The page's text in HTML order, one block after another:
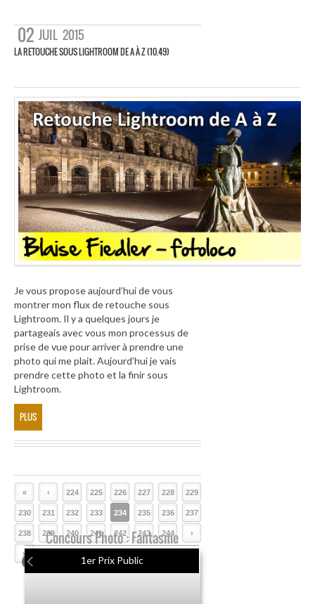
02 JUIL 2015
LA RETOUCHE SOUS LIGHTROOM DE A À Z (10.49)
Je vous propose aujourd’hui de vous
montrer mon flux de retouche sous
Lightroom. Il y a quelques jours je
partageais avec vous mon processus de
prise de vue pour arriver à prendre une
photo qui me plait. Aujourd’hui je vais
prendre cette photo et la finir sous
Lightroom.
PLUS
« ‹ 224 225 226 227 228 229
230 231 232 233 234 235 236 237
238 239 240 241 242 243 244 ›
»
Concours Photo : Fantasme
1er Prix Public